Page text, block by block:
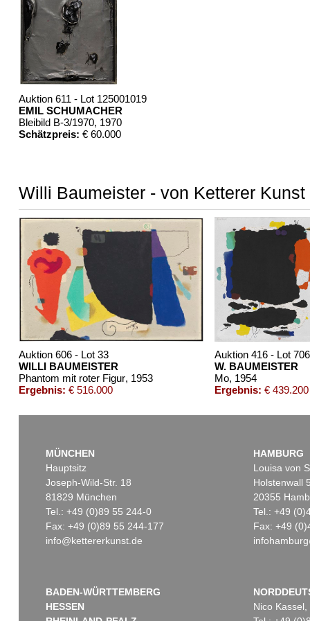
Auktion 611 - Lot 125001019
EMIL SCHUMACHER
Bleibild B-3/1970, 1970
Schätzpreis: € 60.000
Willi Baumeister - von Ketterer
Auktion 606 - Lot 33
WILLI BAUMEISTER
Phantom mit roter Figur, 1953
Ergebnis: € 516.000
Auktion 416 - Lot 706
W. BAUMEISTER
Mo, 1954
Ergebnis: € 439.200
Auktion 298 - Lot 301
Auktion 451 - Lot 803
MÜNCHEN
Hauptsitz
Joseph-Wild-Str. 18
81829 München
Tel.: +49 (0)89 55 244-0
Fax: +49 (0)89 55 244-177
info@kettererkunst.de
HAMBURG
Louisa von
Holstenwall
20355
Tel.: +49
Fax: +49
BADEN-WÜRTTEMBERG
HESSEN
Nico Kassel,